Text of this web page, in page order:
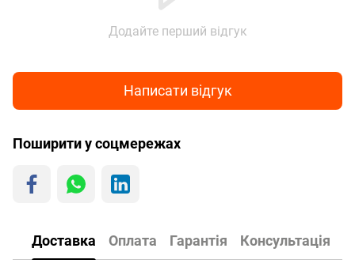
Додайте перший відгук
Написати відгук
Поширити у соцмережах
Доставка Оплата Гарантія Консультація